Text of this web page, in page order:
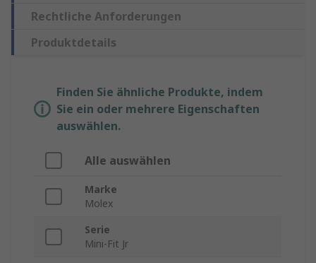
Rechtliche Anforderungen
Produktdetails
Finden Sie ähnliche Produkte, indem
Sie ein oder mehrere Eigenschaften
auswählen.
Alle auswählen
Marke
Molex
Serie
Mini-Fit Jr